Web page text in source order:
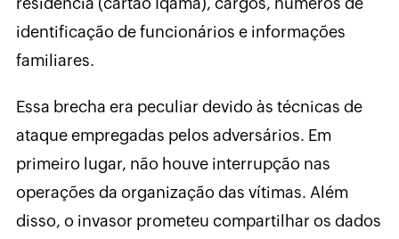
identificação de funcionários e informações
familiares.
Essa brecha era peculiar devido às técnicas de
ataque empregadas pelos adversários. Em
primeiro lugar, não houve interrupção nas
operações da organização das vítimas. Além
disso, o invasor prometeu compartilhar os dados